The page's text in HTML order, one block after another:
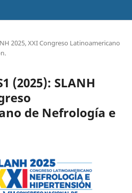
2025, XXI Congreso Latinoamericano
(2025): SLANH
de Nefrología e